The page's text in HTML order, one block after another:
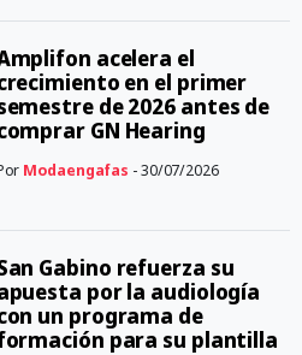
acelera el
en el primer
de 2026 antes de
GN Hearing
Modaengafas - 30/07/2026
Gabino refuerza su
por la audiología
un programa de
para su plantilla